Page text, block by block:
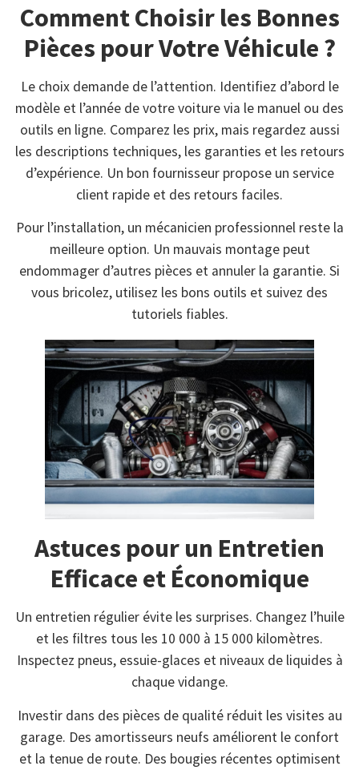
Comment Choisir les Bonnes
Pièces pour Votre Véhicule ?
Le choix demande de l’attention. Identifiez d’abord le
modèle et l’année de votre voiture via le manuel ou des
outils en ligne. Comparez les prix, mais regardez aussi
les descriptions techniques, les garanties et les retours
d’expérience. Un bon fournisseur propose un service
client rapide et des retours faciles.
Pour l’installation, un mécanicien professionnel reste la
meilleure option. Un mauvais montage peut
endommager d’autres pièces et annuler la garantie. Si
vous bricolez, utilisez les bons outils et suivez des
tutoriels fiables.
Astuces pour un Entretien
Efficace et Économique
Un entretien régulier évite les surprises. Changez l’huile
et les filtres tous les 10 000 à 15 000 kilomètres.
Inspectez pneus, essuie-glaces et niveaux de liquides à
chaque vidange.
Investir dans des pièces de qualité réduit les visites au
garage. Des amortisseurs neufs améliorent le confort
et la tenue de route. Des bougies récentes optimisent